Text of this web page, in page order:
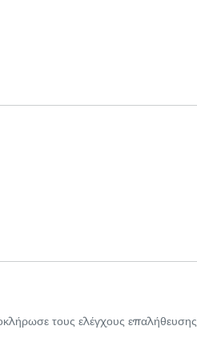
τους ελέγχους επαλήθευσης